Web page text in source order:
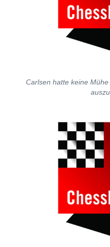
Carlsen hatte keine